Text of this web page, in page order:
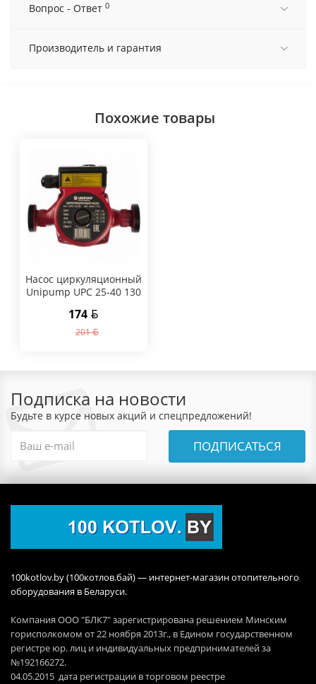
Вопрос - Ответ 0
Производитель и гарантия
Похожие товары
Насос циркуляционный
Unipump UPC 25-40 130
174
201
Подписка на новости
Будьте в курсе новых акций и спецпредложений!
ПОДПИСАТЬСЯ
100kotlov.by (100котлов.бай) — интернет-магазин отопительного
оборудования в Беларуси.
Компания ООО "БЛК7" зарегистрирована решением Минским
горисполкомом от 22 ноября 2013г., в Едином государственном
регистре юр. лиц и индивидуальных предпринимателей за
№192166272.
04.05.2015 дата регистрации в торговом реестре